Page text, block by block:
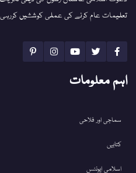
تعلیمات عام کرنے کی عملی کوششیں
اہم معلومات
سماجی اور فلاحی
کتابیں
اسلامی ایونٹس